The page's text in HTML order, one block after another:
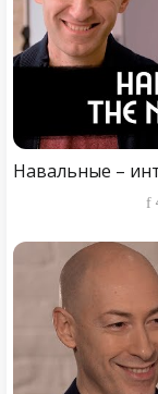
Навальные –